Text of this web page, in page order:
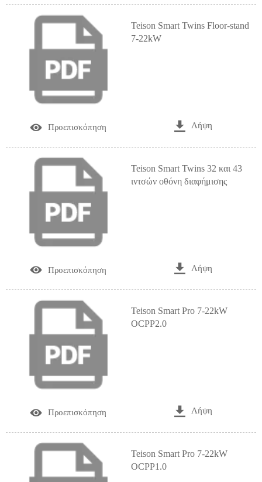
Teison Smart Twins Floor-stand
7-22kW
 Προεπισκόπηση  Λήψη
Teison Smart Twins 32 και 43
ιντσών οθόνη διαφήμισης
 Προεπισκόπηση  Λήψη
Teison Smart Pro 7-22kW
OCPP2.0
 Προεπισκόπηση  Λήψη
Teison Smart Pro 7-22kW
OCPP1.0